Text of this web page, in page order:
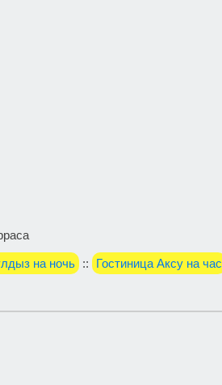
на ночь :: Гостиница Аксу на час